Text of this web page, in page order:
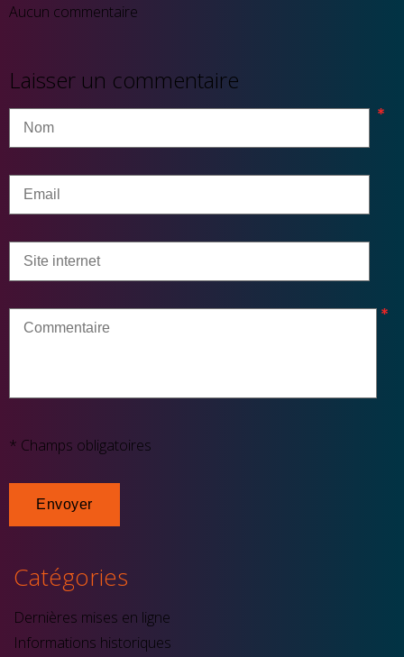
Aucun commentaire
Laisser un commentaire
* Champs obligatoires
Catégories
Dernières mises en ligne
Informations historiques